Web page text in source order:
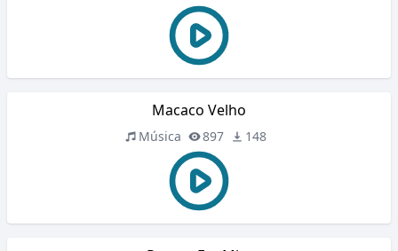
Macaco Velho
Música 897 148